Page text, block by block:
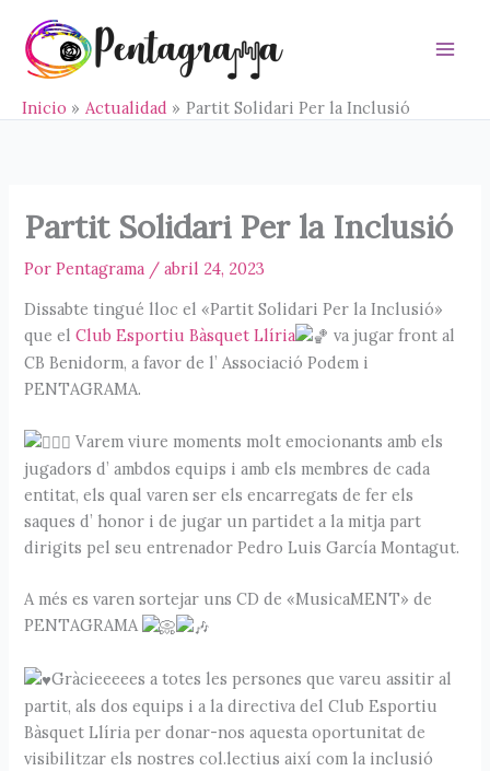
contenido
Inicio Actualidad Partit Solidari Per la Inclusió
Partit Solidari Per la Inclusió
PorPentagrama /abril 24, 2023
Dissabte tingué lloc el «Partit Solidari Per la Inclusió»
que elClub Esportiu Bàsquet Llíria
va jugar front al
CB Benidorm, a favor de l’ Associació Podem i
PENTAGRAMA.
Varem viure moments molt emocionants amb els
jugadors d’ ambdos equips i amb els membres de cada
entitat, els qual varen ser els encarregats de fer els
saques d’ honor i de jugar un partidet a la mitja part
dirigits pel seu entrenador Pedro Luis García Montagut.
A més es varen sortejar uns CD de «MusicaMENT» de
PENTAGRAMA
Gràcieeeees a totes les persones que vareu assitir al
partit, als dos equips i a la directiva del Club Esportiu
Bàsquet Llíria per donar-nos aquesta oportunitat de
visibilitzar els nostres col.lectius així com la inclusió